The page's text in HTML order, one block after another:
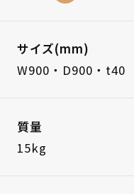
サイズ(mm)
W900・D900・t40
質量
15kg